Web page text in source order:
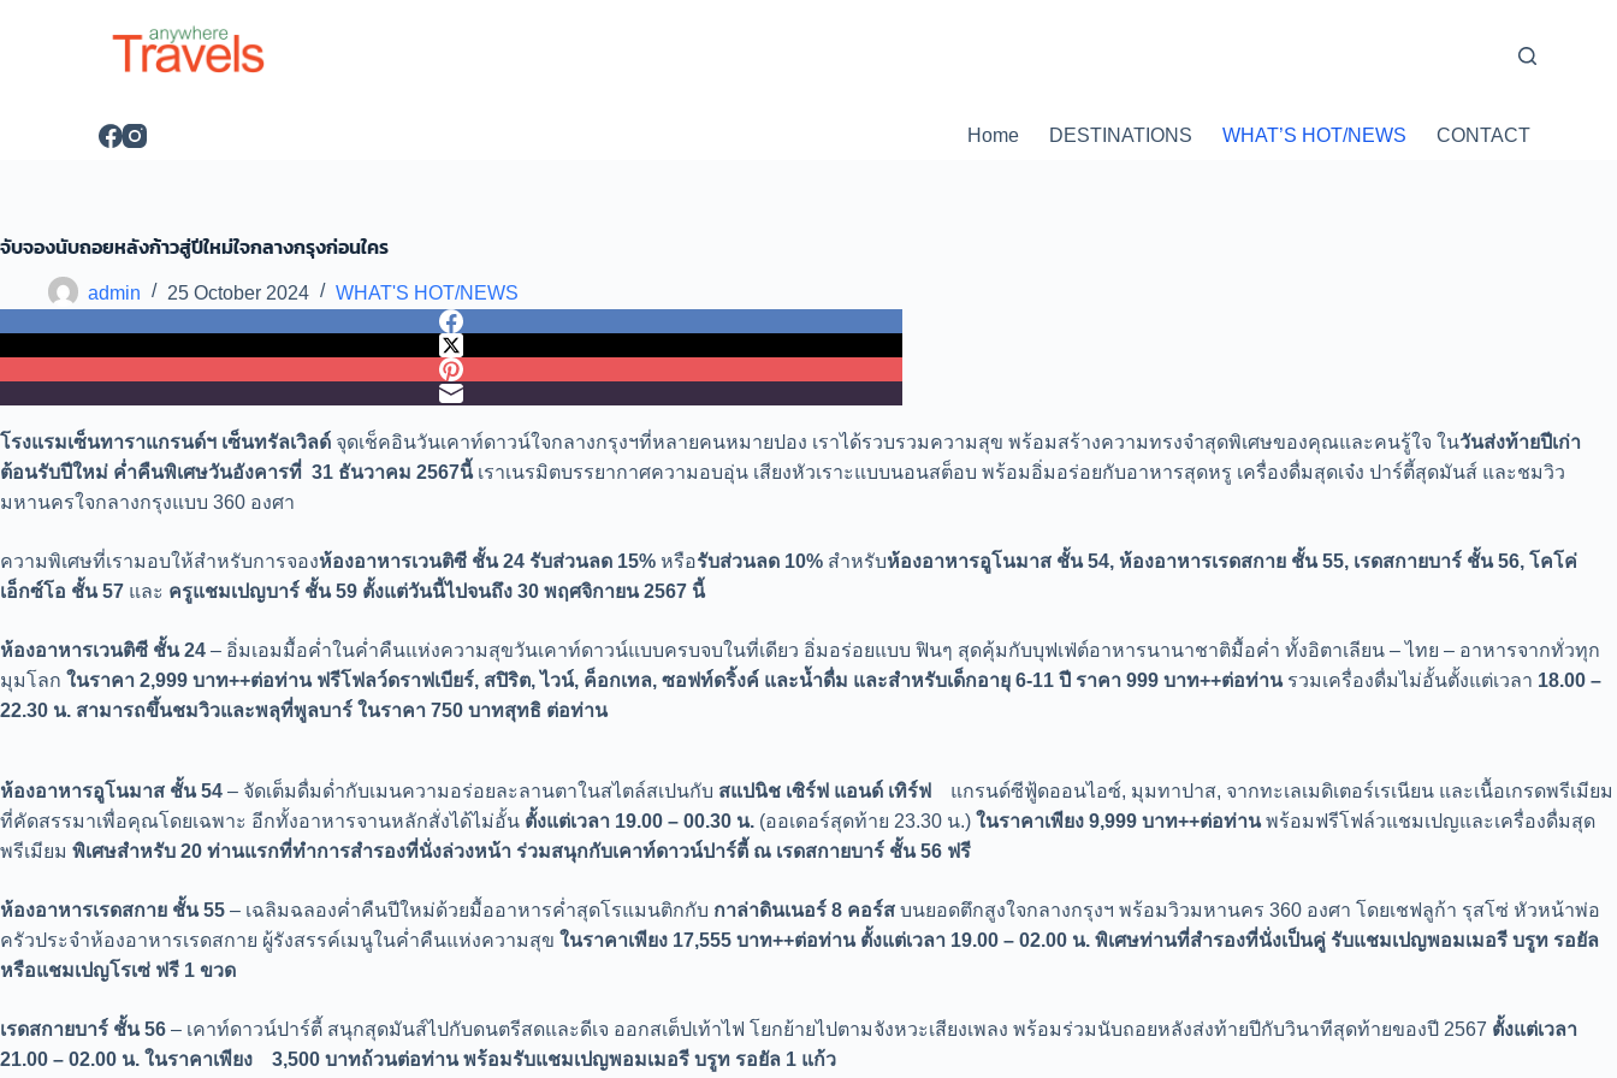
e
n
Home DESTINATIONS WHAT’S HOT/NEWS CONTACT
จับจองนับถอยหลังก้าวสู่ปีใหม่ใจกลางกรุงก่อนใคร
admin 25 October 2024 WHAT'S HOT/NEWS
โรงแรมเซ็นทาราแกรนด์ฯ เซ็นทรัลเวิลด์ จุดเช็คอินวันเคาท์ดาวน์ใจกลางกรุงฯที่หลายคนหมายปอง เราได้รวบรวมความสุข พร้อมสร้างความทรงจำสุดพิเศษของคุณและคนรู้ใจ ในวันส่งท้ายปีเก่า
ต้อนรับปีใหม่ ค่ำคืนพิเศษวันอังคารที่ 31 ธันวาคม 2567นี้ เราเนรมิตบรรยากาศความอบอุ่น เสียงหัวเราะแบบนอนสต็อบ พร้อมอิ่มอร่อยกับอาหารสุดหรู เครื่องดื่มสุดเจ๋ง ปาร์ตี้สุดมันส์ และชมวิว
มหานครใจกลางกรุงแบบ 360 องศา
ความพิเศษที่เรามอบให้สำหรับการจองห้องอาหารเวนติซี ชั้น 24 รับส่วนลด 15% หรือรับส่วนลด 10% สำหรับห้องอาหารอูโนมาส ชั้น 54, ห้องอาหารเรดสกาย ชั้น 55, เรดสกายบาร์ ชั้น 56, โคโค่
เอ็กซ์โอ ชั้น 57 และ ครูแชมเปญบาร์ ชั้น 59 ตั้งแต่วันนี้ไปจนถึง 30 พฤศจิกายน 2567 นี้
ห้องอาหารเวนติซี ชั้น 24 – อิ่มเอมมื้อค่ำในค่ำคืนแห่งความสุขวันเคาท์ดาวน์แบบครบจบในที่เดียว อิ่มอร่อยแบบ ฟินๆ สุดคุ้มกับบุฟเฟ่ต์อาหารนานาชาติมื้อค่ำ ทั้งอิตาเลียน – ไทย – อาหารจากทั่วทุก
มุมโลก ในราคา 2,999 บาท++ต่อท่าน ฟรีโฟลว์ดราฟเบียร์, สปิริต, ไวน์, ค็อกเทล, ซอฟท์ดริ้งค์ และน้ำดื่ม และสำหรับเด็กอายุ 6-11 ปี ราคา 999 บาท++ต่อท่านรวมเครื่องดื่มไม่อั้นตั้งแต่เวลา 18.00 –
22.30 น. สามารถขึ้นชมวิวและพลุที่พูลบาร์ ในราคา 750 บาทสุทธิ ต่อท่าน
ห้องอาหารอูโนมาส ชั้น54 – จัดเต็มดื่มด่ำกับเมนความอร่อยละลานตาในสไตล์สเปนกับ สแปนิช เซิร์ฟ แอนด์ เทิร์ฟ
แกรนด์ซีฟู้ดออนไอซ์, มุมทาปาส, จากทะเลเมดิเตอร์เรเนียน และเนื้อเกรดพรีเมียม
ที่คัดสรรมาเพื่อคุณโดยเฉพาะ อีกทั้งอาหารจานหลักสั่งได้ไม่อั้น ตั้งแต่เวลา 19.00 – 00.30 น. (ออเดอร์สุดท้าย 23.30 น.) ในราคาเพียง 9,999 บาท++ต่อท่านพร้อมฟรีโฟล์วแชมเปญและเครื่องดื่มสุด
พรีเมียม พิเศษสำหรับ 20 ท่านแรกที่ทำการสำรองที่นั่งล่วงหน้า ร่วมสนุกกับเคาท์ดาวน์ปาร์ตี้ ณ เรดสกายบาร์ ชั้น56 ฟรี
ห้องอาหารเรดสกาย ชั้น55 – เฉลิมฉลองค่ำคืนปีใหม่ด้วยมื้ออาหารค่ำสุดโรแมนติกกับ กาล่าดินเนอร์ 8 คอร์ส บนยอดตึกสูงใจกลางกรุงฯ พร้อมวิวมหานคร 360 องศา โดยเชฟลูก้า รุสโซ่ หัวหน้าพ่อ
ครัวประจำห้องอาหารเรดสกาย ผู้รังสรรค์เมนูในค่ำคืนแห่งความสุข ในราคาเพียง 17,555 บาท++ต่อท่าน ตั้งแต่เวลา 19.00 – 02.00 น. พิเศษท่านที่สำรองที่นั่งเป็นคู่ รับแชมเปญพอมเมอรี บรูท รอยัล
หรือแชมเปญโรเซ่ ฟรี 1 ขวด
เรดสกายบาร์ ชั้น56 – เคาท์ดาวน์ปาร์ตี้ สนุกสุดมันส์ไปกับดนตรีสดและดีเจ ออกสเต็ปเท้าไฟ โยกย้ายไปตามจังหวะเสียงเพลง พร้อมร่วมนับถอยหลังส่งท้ายปีกับวินาทีสุดท้ายของปี 2567 ตั้งแต่เวลา
21.00 – 02.00 น. ในราคาเพียง 3,500 บาทถ้วนต่อท่าน พร้อมรับแชมเปญพอมเมอรี บรูท รอยัล 1 แก้ว